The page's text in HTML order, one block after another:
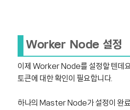
Worker Node 설정
이제 Worker Node를 설정할 텐데
토큰에 대한 확인이 필요합니다.
하나의 Master Node가 설정이 완